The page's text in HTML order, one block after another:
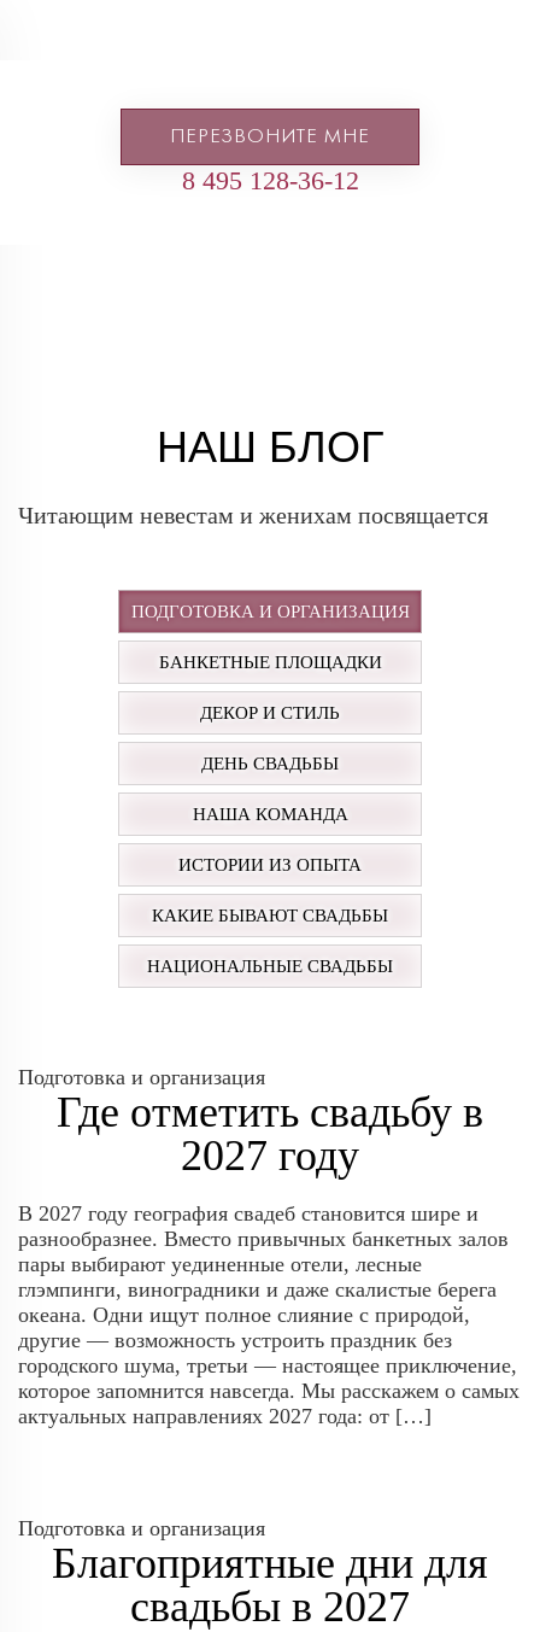
ПЕРЕЗВОНИТЕ МНЕ
8 495 128-36-12
НАШ БЛОГ
Читающим невестам и женихам посвящается
ПОДГОТОВКА И ОРГАНИЗАЦИЯ
БАНКЕТНЫЕ ПЛОЩАДКИ
ДЕКОР И СТИЛЬ
ДЕНЬ СВАДЬБЫ
НАША КОМАНДА
ИСТОРИИ ИЗ ОПЫТА
КАКИЕ БЫВАЮТ СВАДЬБЫ
НАЦИОНАЛЬНЫЕ СВАДЬБЫ
Подготовка и организация
Где отметить свадьбу в
2027 году
В 2027 году география свадеб становится шире и
разнообразнее. Вместо привычных банкетных залов
пары выбирают уединенные отели, лесные
глэмпинги, виноградники и даже скалистые берега
океана. Одни ищут полное слияние с природой,
другие — возможность устроить праздник без
городского шума, третьи — настоящее приключение,
которое запомнится навсегда. Мы расскажем о самых
актуальных направлениях 2027 года: от […]
Подготовка и организация
Благоприятные дни для
свадьбы в 2027